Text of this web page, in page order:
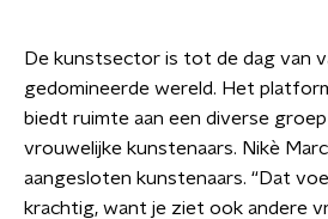
De kunstsector is tot de dag van
gedomineerde wereld. Het
biedt ruimte aan een diverse
vrouwelijke kunstenaars. Nikè
aangesloten kunstenaars. “Dat
krachtig, want je ziet ook andere